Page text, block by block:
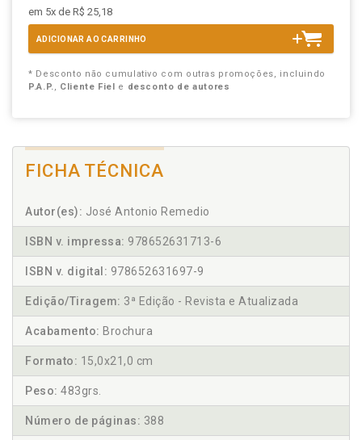
em 5x de R$ 25,18
ADICIONAR AO CARRINHO
* Desconto não cumulativo com outras promoções, incluindo
P.A.P., Cliente Fiel e desconto de autores
FICHA TÉCNICA
Autor(es): José Antonio Remedio
ISBN v. impressa: 978652631713-6
ISBN v. digital: 978652631697-9
Edição/Tiragem: 3ª Edição - Revista e Atualizada
Acabamento: Brochura
Formato: 15,0x21,0 cm
Peso: 483grs.
Número de páginas: 388